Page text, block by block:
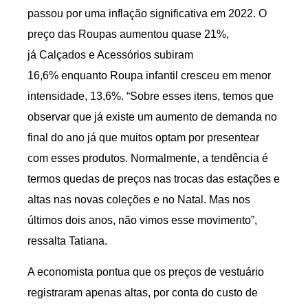
passou por uma inflação significativa em 2022. O
preço das Roupas aumentou quase 21%,
já Calçados e Acessórios subiram
16,6% enquanto Roupa infantil cresceu em menor
intensidade, 13,6%. “Sobre esses itens, temos que
observar que já existe um aumento de demanda no
final do ano já que muitos optam por presentear
com esses produtos. Normalmente, a tendência é
termos quedas de preços nas trocas das estações e
altas nas novas coleções e no Natal. Mas nos
últimos dois anos, não vimos esse movimento”,
ressalta Tatiana.
A economista pontua que os preços de vestuário
registraram apenas altas, por conta do custo de